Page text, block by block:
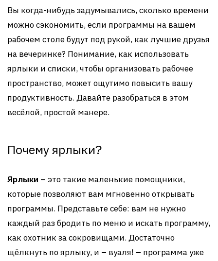
Вы когда-нибудь задумывались, сколько времени
можно сэкономить, если программы на вашем
рабочем столе будут под рукой, как лучшие друзья
на вечеринке? Понимание, как использовать
ярлыки и списки, чтобы организовать рабочее
пространство, может ощутимо повысить вашу
продуктивность. Давайте разобраться в этом
весёлой, простой манере.
Почему ярлыки?
Ярлыки – это такие маленькие помощники,
которые позволяют вам мгновенно открывать
программы. Представьте себе: вам не нужно
каждый раз бродить по меню и искать программу,
как охотник за сокровищами. Достаточно
щёлкнуть по ярлыку, и – вуаля! – программа уже